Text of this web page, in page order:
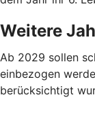
Weitere
Ab 2029 sollen
einbezogen
berücksichtigt